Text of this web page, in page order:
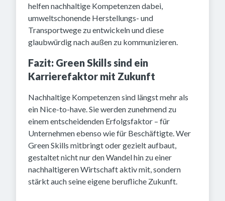
helfen nachhaltige Kompetenzen dabei,
umweltschonende Herstellungs- und
Transportwege zu entwickeln und diese
glaubwürdig nach außen zu kommunizieren.
Fazit: Green Skills sind ein
Karrierefaktor mit Zukunft
Nachhaltige Kompetenzen sind längst mehr als
ein Nice-to-have. Sie werden zunehmend zu
einem entscheidenden Erfolgsfaktor – für
Unternehmen ebenso wie für Beschäftigte. Wer
Green Skills mitbringt oder gezielt aufbaut,
gestaltet nicht nur den Wandel hin zu einer
nachhaltigeren Wirtschaft aktiv mit, sondern
stärkt auch seine eigene berufliche Zukunft.